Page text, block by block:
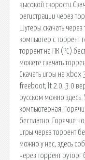
высокой скорости
регистрации через
Шутеры скачать
компьютер с торрент
торрент на ПК (PC)
можете скачать
Скачать игры на xbox
freeboot, lt 2.0, 3.0
русском можно здесь.
компьютерная.
бесплатно, Горячие
игры через торрент
можно у нас, здесь
через торрент